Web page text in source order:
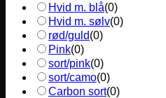
Hvid m. blå(0)
Hvid m. sølv(0)
rød/guld(0)
Pink(0)
sort/pink(0)
sort/camo(0)
Carbon sort(0)